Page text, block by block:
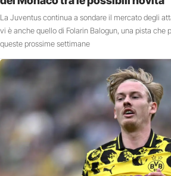
La Juventus continua a sondare il mercato degli
vi è anche quello di Folarin Balogun, una pista che
queste prossime settimane